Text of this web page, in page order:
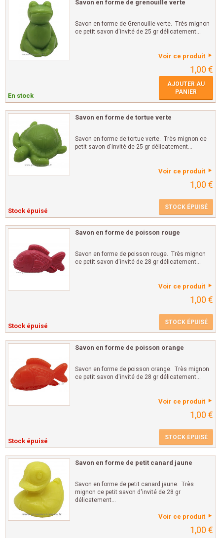
Savon en forme de grenouille verte
Savon en forme de Grenouille verte. Très mignon
ce petit savon d'invité de 25 gr délicatement...
Voir ce produit
1,00 €
En stock
AJOUTER AU
PANIER
Savon en forme de tortue verte
Savon en forme de tortue verte. Très mignon ce
petit savon d'invité de 25 gr délicatement...
Voir ce produit
1,00 €
Stock épuisé STOCK ÉPUISÉ
Savon en forme de poisson rouge
Savon en forme de poisson rouge. Très mignon
ce petit savon d'invité de 28 gr délicatement...
Voir ce produit
1,00 €
Stock épuisé STOCK ÉPUISÉ
Savon en forme de poisson orange
Savon en forme de poisson orange. Très mignon
ce petit savon d'invité de 28 gr délicatement...
Voir ce produit
1,00 €
Stock épuisé STOCK ÉPUISÉ
Savon en forme de petit canard jaune
Savon en forme de petit canard jaune. Très
mignon ce petit savon d'invité de 28 gr
délicatement...
Voir ce produit
1,00 €